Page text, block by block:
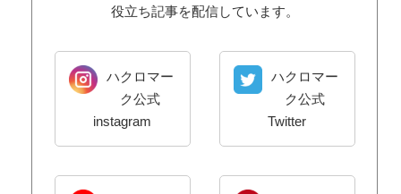
役立ち記事を配信しています。
ハクロマー
ク公式
instagram
ハクロマー
ク公式
Twitter